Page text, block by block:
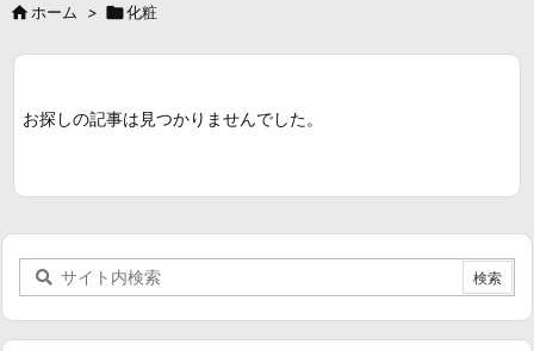
 ホーム > 化粧
お探しの記事は見つかりませんでした。